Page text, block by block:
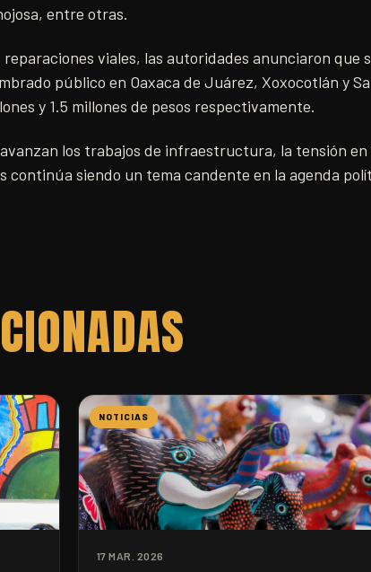
entre otras.
reparaciones viales, las autoridades anunciaron que
público en Oaxaca de Juárez, Xoxocotlán y
y 1.5 millones de pesos respectivamente.
los trabajos de infraestructura, la tensión en
continúa siendo un tema candente en la agenda
NOTICIAS
17 MAR. 2026